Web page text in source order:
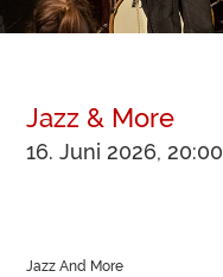
Jazz & More
16. Juni 2026, 20:00
Jazz And More